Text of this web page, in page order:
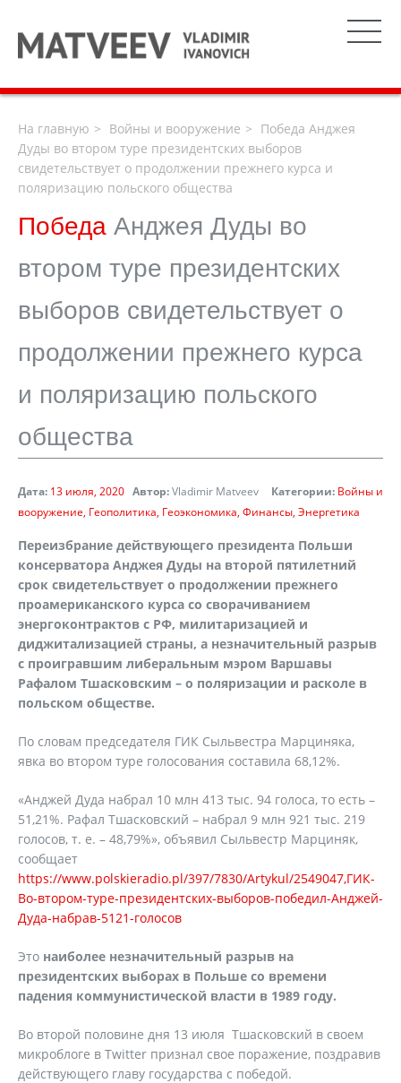
На главную Войны и вооружение
Победа Анджея
Дуды во втором туре президентских выборов
свидетельствует о продолжении прежнего курса и
поляризацию польского общества
Победа Анджея Дуды во
втором туре президентских
выборов свидетельствует о
продолжении прежнего курса
и поляризацию польского
общества
Дата: 13 июля, 2020 Автор:Vladimir Matveev Категории: Войны и
вооружение Геополитика Геоэкономика Финансы Энергетика
Переизбрание действующего президента Польши
консерватора Анджея Дуды на второй пятилетний
срок свидетельствует о продолжении прежнего
проамериканского курса со сворачиванием
энергоконтрактов с РФ, милитаризацией и
диджитализацией страны, а незначительный разрыв
с проигравшим либеральным мэром Варшавы
Рафалом Тшасковским – о поляризации и расколе в
польском обществе.
По словам председателя ГИК Сыльвестра Марциняка,
явка во втором туре голосования составила 68,12%.
«Анджей Дуда набрал 10 млн 413 тыс. 94 голоса, то есть –
51,21%. Рафал Тшасковский – набрал 9 млн 921 тыс. 219
голосов, т. е. – 48,79%», объявил Сыльвестр Марциняк,
сообщает
https://www.polskieradio.pl/397/7830/Artykul/2549047,ГИК-
Во-втором-туре-президентских-выборов-победил-Анджей-
Дуда-набрав-5121-голосов
Это наиболее незначительный разрыв на
президентских выборах в Польше со времени
падения коммунистической власти в 1989 году.
Во второй половине дня 13 июля Тшасковский в своем
микроблоге в Twitter признал свое поражение, поздравив
действующего главу государства с победой.